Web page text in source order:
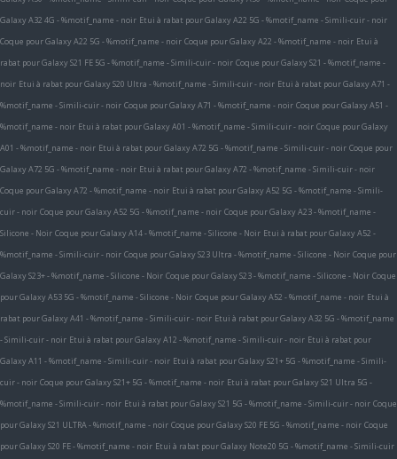
Galaxy A32 4G - %motif_name - noir Etui à rabat pour Galaxy A22 5G - %motif_name - Simili-cuir - noir
Coque pour Galaxy A22 5G - %motif_name - noir Coque pour Galaxy A22 - %motif_name - noir Etui à
rabat pour Galaxy S21 FE 5G - %motif_name - Simili-cuir - noir Coque pour Galaxy S21 - %motif_name -
noir Etui à rabat pour Galaxy S20 Ultra - %motif_name - Simili-cuir - noir Etui à rabat pour Galaxy A71 -
%motif_name - Simili-cuir - noir Coque pour Galaxy A71 - %motif_name - noir Coque pour Galaxy A51 -
%motif_name - noir Etui à rabat pour Galaxy A01 - %motif_name - Simili-cuir - noir Coque pour Galaxy
A01 - %motif_name - noir Etui à rabat pour Galaxy A72 5G - %motif_name - Simili-cuir - noir Coque pour
Galaxy A72 5G - %motif_name - noir Etui à rabat pour Galaxy A72 - %motif_name - Simili-cuir - noir
Coque pour Galaxy A72 - %motif_name - noir Etui à rabat pour Galaxy A52 5G - %motif_name - Simili-
cuir - noir Coque pour Galaxy A52 5G - %motif_name - noir Coque pour Galaxy A23 - %motif_name -
Silicone - Noir Coque pour Galaxy A14 - %motif_name - Silicone - Noir Etui à rabat pour Galaxy A52 -
%motif_name - Simili-cuir - noir Coque pour Galaxy S23 Ultra - %motif_name - Silicone - Noir Coque pour
Galaxy S23+ - %motif_name - Silicone - Noir Coque pour Galaxy S23 - %motif_name - Silicone - Noir Coque
pour Galaxy A53 5G - %motif_name - Silicone - Noir Coque pour Galaxy A52 - %motif_name - noir Etui à
rabat pour Galaxy A41 - %motif_name - Simili-cuir - noir Etui à rabat pour Galaxy A32 5G - %motif_name
- Simili-cuir - noir Etui à rabat pour Galaxy A12 - %motif_name - Simili-cuir - noir Etui à rabat pour
Galaxy A11 - %motif_name - Simili-cuir - noir Etui à rabat pour Galaxy S21+ 5G - %motif_name - Simili-
cuir - noir Coque pour Galaxy S21+ 5G - %motif_name - noir Etui à rabat pour Galaxy S21 Ultra 5G -
%motif_name - Simili-cuir - noir Etui à rabat pour Galaxy S21 5G - %motif_name - Simili-cuir - noir Coque
pour Galaxy S21 ULTRA - %motif_name - noir Coque pour Galaxy S20 FE 5G - %motif_name - noir Coque
pour Galaxy S20 FE - %motif_name - noir Etui à rabat pour Galaxy Note20 5G - %motif_name - Simili-cuir